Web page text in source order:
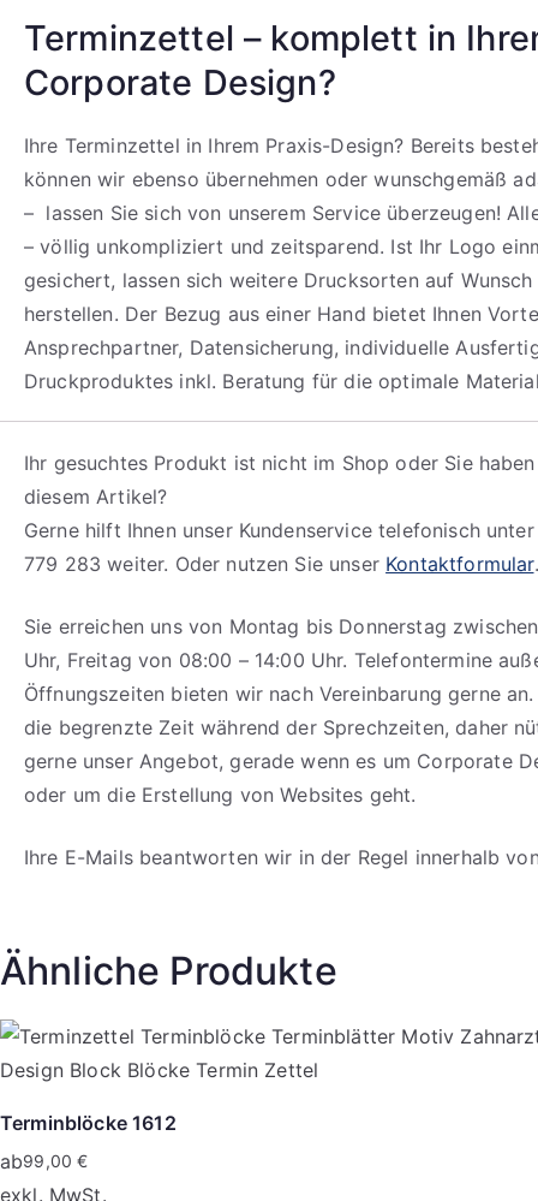
Terminzettel – komplett in
Corporate Design?
Ihre Terminzettel in Ihrem Praxis-Design? Bereits
können wir ebenso übernehmen oder wunschgemäß
– lassen Sie sich von unserem Service überzeugen!
– völlig unkompliziert und zeitsparend. Ist Ihr Logo
gesichert, lassen sich weitere Drucksorten auf
herstellen. Der Bezug aus einer Hand bietet Ihnen
Ansprechpartner, Datensicherung, individuelle
Druckproduktes inkl. Beratung für die optimale
Ihr gesuchtes Produkt ist nicht im Shop oder Sie
diesem Artikel?
Gerne hilft Ihnen unser Kundenservice telefonisch
779 283 weiter. Oder nutzen Sie unser Kontaktformular.
Sie erreichen uns von Montag bis Donnerstag
Uhr, Freitag von 08:00 – 14:00 Uhr. Telefontermine
Öffnungszeiten bieten wir nach Vereinbarung gerne
die begrenzte Zeit während der Sprechzeiten, daher
gerne unser Angebot, gerade wenn es um Corporate
oder um die Erstellung von Websites geht.
Ihre E-Mails beantworten wir in der Regel innerhalb
Ähnliche Produkte
Terminblöcke 1612
ab99,00€
exkl. MwSt.